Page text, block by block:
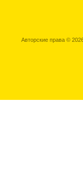
Авторские права ©